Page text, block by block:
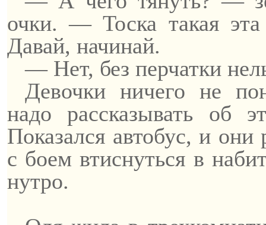
очки. — Тоска такая эта
Давай, начинай.
— Нет, без перчатки
Девочки ничего не
надо рассказывать об
Показался автобус, и
с боем втиснуться в
нутро.